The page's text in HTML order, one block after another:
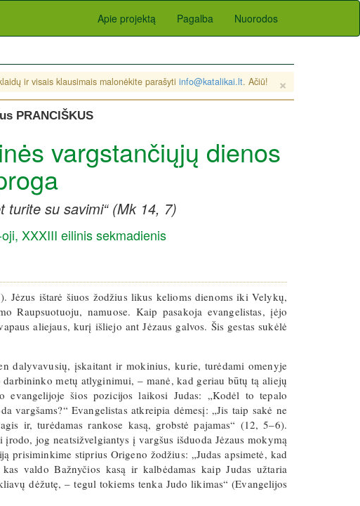
Apie projektą Pagalba Nuorodos
ir visais klausimais malonėkite parašyti info@katalikai.lt. Ačiū! ×
PRANCIŠKUS
vargstančiųjų dienos
turite su savimi“ (Mk 14, 7)
XXXIII eilinis sekmadienis
Jėzus ištarė šiuos žodžius likus kelioms dienoms iki Velykų,
Raupsuotuoju, namuose. Kaip pasakoja evangelistas, įėjo
aliejaus, kurį išliejo ant Jėzaus galvos. Šis gestas sukėlė
dalyvavusių, įskaitant ir mokinius, kurie, turėdami omenyje
metų atlyginimui, – manė, kad geriau būtų tą aliejų
evangelijoje šios pozicijos laikosi Judas: „Kodėl to tepalo
vargšams?“ Evangelistas atkreipia dėmesį: „Jis taip sakė ne
ir, turėdamas rankose kasą, grobstė pajamas“ (12, 5–6).
jog neatsižvelgiantys į vargšus išduoda Jėzaus mokymą
prisiminkime stiprius Origeno žodžius: „Judas apsimetė, kad
valdo Bažnyčios kasą ir kalbėdamas kaip Judas užtaria
dėžutę, – tegul tokiems tenka Judo likimas“ (Evangelijos